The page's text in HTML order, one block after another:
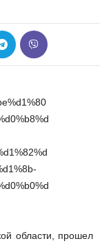
области, прошел